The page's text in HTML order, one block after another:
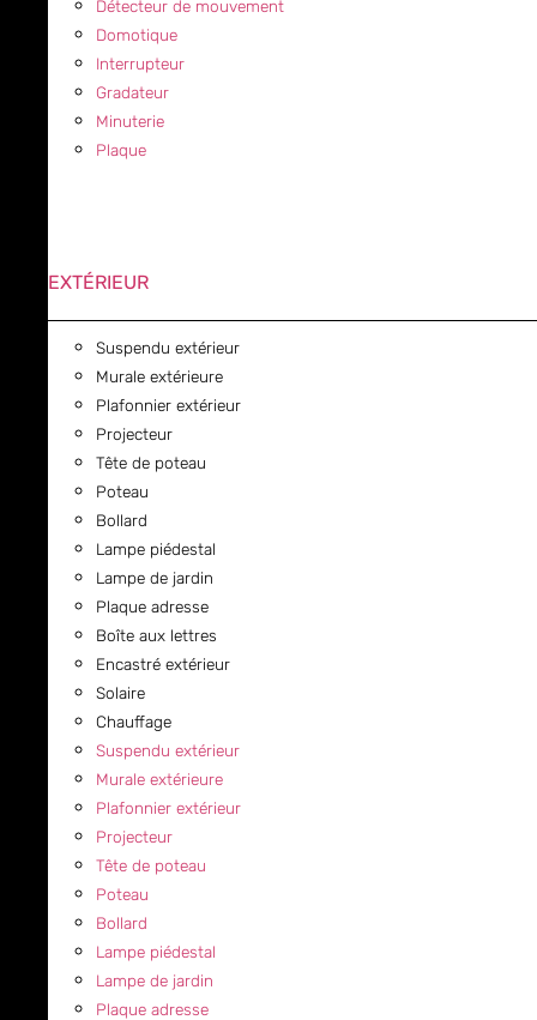
Détecteur de mouvement
Domotique
Interrupteur
Gradateur
Minuterie
Plaque
EXTÉRIEUR
Suspendu extérieur
Murale extérieure
Plafonnier extérieur
Projecteur
Tête de poteau
Poteau
Bollard
Lampe piédestal
Lampe de jardin
Plaque adresse
Boîte aux lettres
Encastré extérieur
Solaire
Chauffage
Suspendu extérieur
Murale extérieure
Plafonnier extérieur
Projecteur
Tête de poteau
Poteau
Bollard
Lampe piédestal
Lampe de jardin
Plaque adresse